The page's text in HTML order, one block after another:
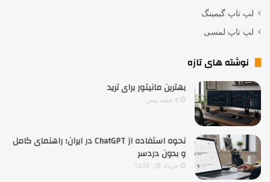
لپ تاپ گیمینگ
لپ تاپ لمسی
نوشته های تازه
بهترین مانیتور برای ترید
4 هفته پیش
نحوه استفاده از ChatGPT در ایران؛ راهنمای کامل
و بدون دردسر
خرداد 18, 1405